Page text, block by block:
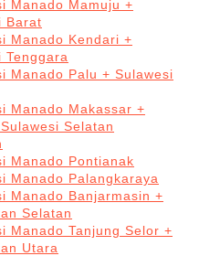
Manado Mamuju +
Barat
Manado Kendari +
Tenggara
Manado Palu + Sulawesi
Manado Makassar +
Selatan
Manado Pontianak
Manado Palangkaraya
Manado Banjarmasin +
Selatan
Manado Tanjung Selor +
Utara